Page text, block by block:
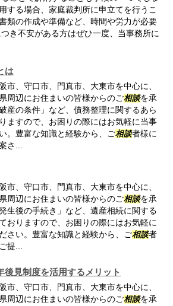
する場合、家庭裁判所に申立てを行うこ
類の作成や準備など、時間や労力が必要
き不安がある方はぜひ一度、当事務所に
は
市、守口市、門真市、大東市を中心に、
周辺にお住まいの皆様からのご相談を承
産の条件」など、債務整理に関するあら
ますので、お困りの際にはお気軽に当事
。豊富な知識と経験から、ご相談者様に
さ...
市、守口市、門真市、大東市を中心に、
周辺にお住まいの皆様からのご相談を承
生後の手続き」など、遺産相続に関する
おりますので、お困りの際にはお気軽に
さい。豊富な知識と経験から、ご相談者
提...
後見制度を活用するメリット
市、守口市、門真市、大東市を中心に、
周辺にお住まいの皆様からのご相談を承